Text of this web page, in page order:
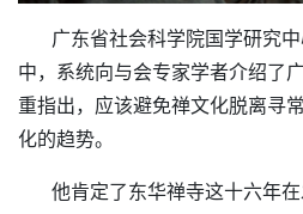
广东省社会科学院国学研究中
中，系统向与会专家学者介绍了
重指出，应该避免禅文化脱离寻
化的趋势。
他肯定了东华禅寺这十六年在